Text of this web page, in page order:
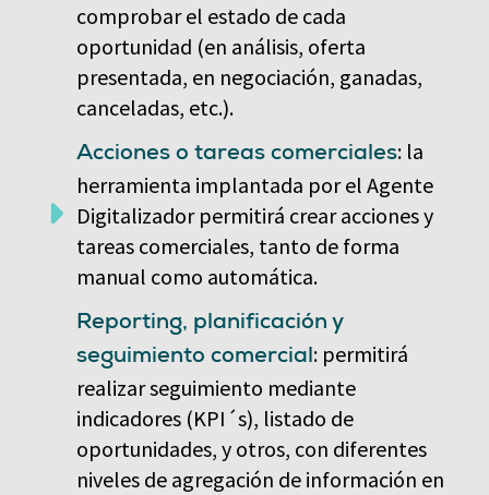
comprobar el estado de cada
oportunidad (en análisis, oferta
presentada, en negociación, ganadas,
canceladas, etc.).
Acciones o tareas comerciales: la
herramienta implantada por el Agente
Digitalizador permitirá crear acciones y
tareas comerciales, tanto de forma
manual como automática.
Reporting, planificación y
seguimiento comercial: permitirá
realizar seguimiento mediante
indicadores (KPI´s), listado de
oportunidades, y otros, con diferentes
niveles de agregación de información en